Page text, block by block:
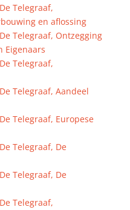
Telegraaf,
en aflossing
Telegraaf, Ontzegging
Eigenaars
Telegraaf,
Telegraaf, Aandeel
Telegraaf, Europese
Telegraaf, De
Telegraaf, De
Telegraaf,